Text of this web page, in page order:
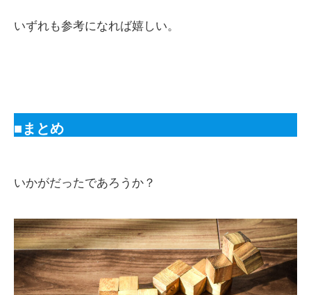
いずれも参考になれば嬉しい。
■まとめ
いかがだったであろうか？